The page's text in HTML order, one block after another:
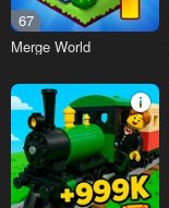
67
Merge World